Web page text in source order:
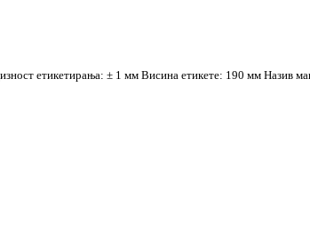
етикетирања: ± 1 мм Висина етикете: 190 мм